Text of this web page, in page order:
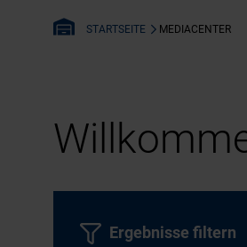
STARTSEITE MEDIACENTER
Ergebnisse filtern